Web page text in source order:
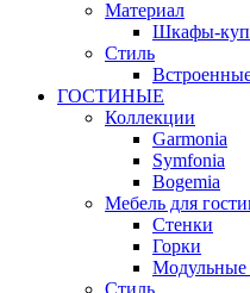
Материал
Шкафы-
Стиль
ГОСТИНЫЕ
Коллекции
Garmonia
Symfonia
Bogemia
Мебель для
Стенки
Горки
Модульные
Стиль